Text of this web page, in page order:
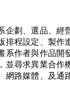
劃、選品、經
程設定、製作
作者與作品開
尋求異業合作
路媒體、及通